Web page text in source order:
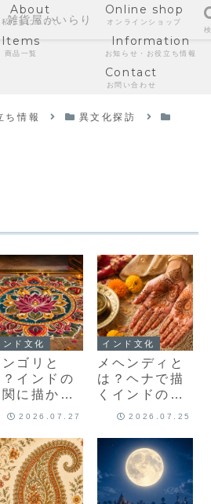
About
私たちについて
Online shop
オンラインショップ
Items
商品一覧
Information
お知らせ・お役立ち情報
Contact
お問い合わせ
ち情報
異文化探訪
ンド文化
ゴリと
？インドの
に描かれ
美しい模様
2026.07.27
インド文化
メヘンディと
は？ヘナで描
くインドの模
様と結婚式に
味
2026.07.25
雑貨屋かいらり